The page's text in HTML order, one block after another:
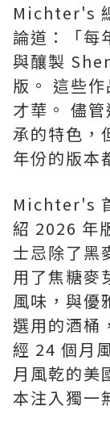
Michter's
論道：「每
與釀製
版。 這些
才華。 儘
承的特色，
年份的版本
Michter's
紹 2026 年
士忌除了黑
用了焦糖麥
風味，與優
選用的酒桶
經 24 個月
月風乾的美
本注入獨一